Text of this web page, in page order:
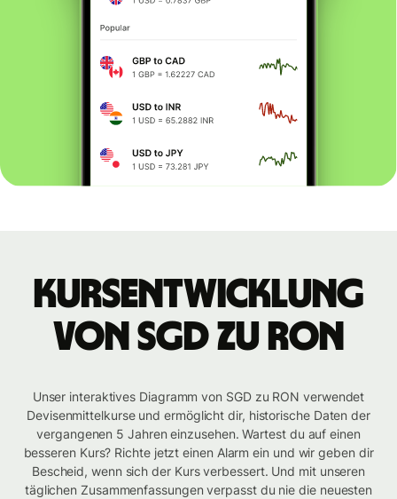
Kursentwicklung
von SGD zu RON
Unser interaktives Diagramm von SGD zu RON verwendet
Devisenmittelkurse und ermöglicht dir, historische Daten der
vergangenen 5 Jahren einzusehen. Wartest du auf einen
besseren Kurs? Richte jetzt einen Alarm ein und wir geben dir
Bescheid, wenn sich der Kurs verbessert. Und mit unseren
täglichen Zusammenfassungen verpasst du nie die neuesten